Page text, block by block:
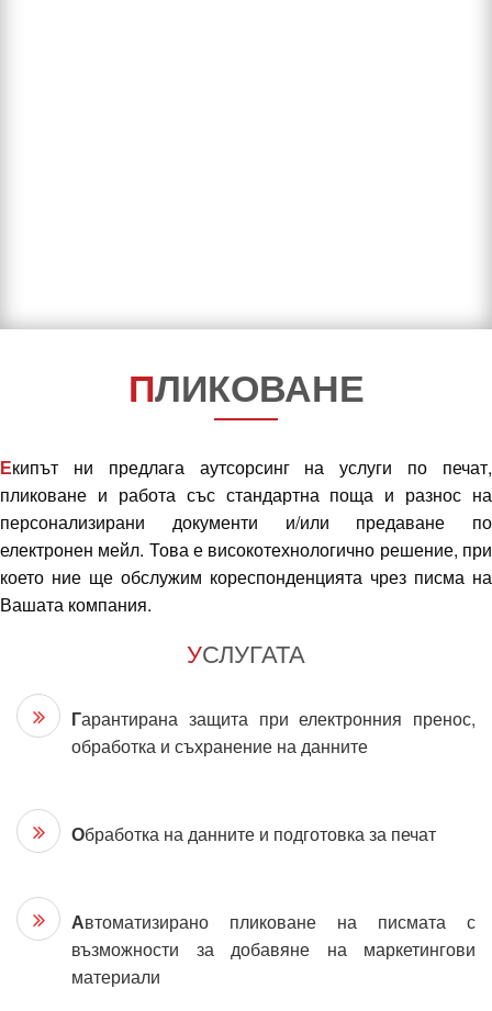
ПЛИКОВАНЕ
Екипът ни предлага аутсорсинг на услуги по печат,
пликоване и работа със стандартна поща и разнос на
персонализирани документи и/или предаване по
електронен мейл. Това е високотехнологично решение, при
което ние ще обслужим кореспонденцията чрез писма на
Вашата компания.
УСЛУГАТА
Гарантирана защита при електронния пренос,
обработка и съхранение на данните
Обработка на данните и подготовка за печат
Автоматизирано пликоване на писмата с
възможности за добавяне на маркетингови
материали